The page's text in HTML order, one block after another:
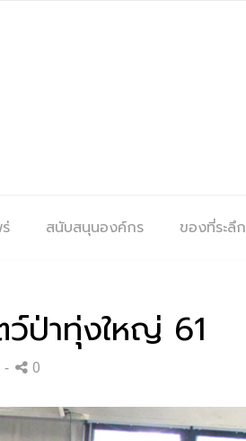
สนับสนุนองค์กร ของที่ระลึก
ป่าทุ่งใหญ่ 61
0